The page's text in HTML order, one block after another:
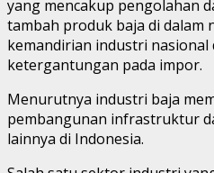
yang mencakup pengolahan
tambah produk baja di dalam
kemandirian industri nasional
ketergantungan pada impor.
Menurutnya industri baja
pembangunan infrastruktur
lainnya di Indonesia.